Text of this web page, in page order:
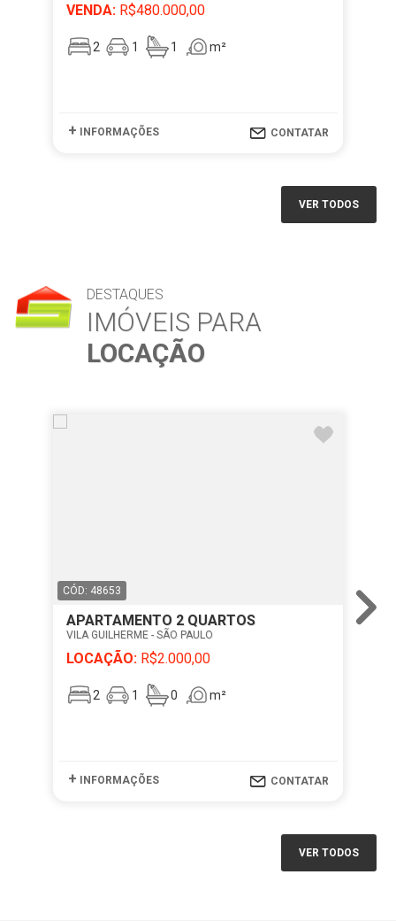
VENDA: R$480.000,00
2 1 1 m²
+ INFORMAÇÕES CONTATAR
VER TODOS
DESTAQUES
IMÓVEIS PARA
LOCAÇÃO
CÓD: 48653
APARTAMENTO 2 QUARTOS
VILA GUILHERME - SÃO PAULO
LOCAÇÃO: R$2.000,00
2 1 0 m²
+ INFORMAÇÕES CONTATAR
VER TODOS